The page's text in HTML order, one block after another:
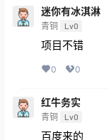
迷你有冰淇淋
青铜 Lv0
项目不错
0 0
红牛务实
青铜 Lv0
百度来的